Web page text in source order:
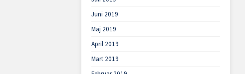
Juni 2019
Maj 2019
April 2019
Mart 2019